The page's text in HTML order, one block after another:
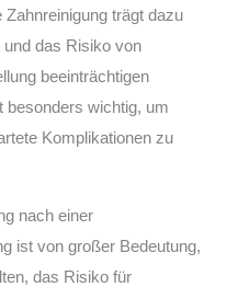
trägt dazu
und das Risiko von
beeinträchtigen
besonders wichtig, um
Komplikationen zu
nach einer
ist von großer Bedeutung,
das Risiko für